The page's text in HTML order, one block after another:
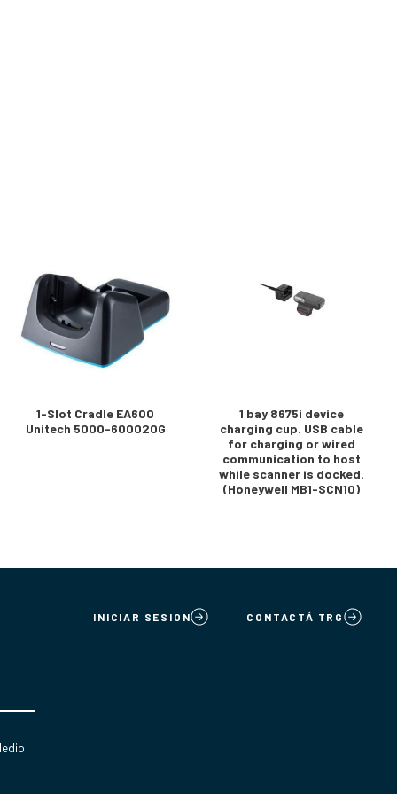
1-Slot Cradle EA600
Unitech 5000-600020G
1 bay 8675i device
charging cup. USB cable
for charging or wired
communication to host
while scanner is docked.
(Honeywell MB1-SCN10)
INICIAR SESION CONTACTÁ TRG